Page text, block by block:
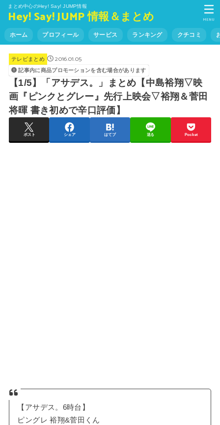
まとめ中心のHey! Say! JUMP情報
Hey! Say! JUMP 情報＆まとめ
ホーム プロフィール サービス ランキング クチコミ
MENU
テレビまとめ 2016.01.05
記事内に商品プロモーションを含む場合があります
【1/5】「アサデス。」まとめ【中島裕翔▽映
画『ピンクとグレー』先行上映会▽裕翔＆菅田
将暉 書き初めで辛口評価】
ポスト シェア はてブ 送る Pocket
【アサデス。6時台】
ピングレ 裕翔&菅田くん